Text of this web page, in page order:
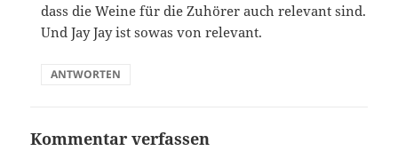
dass die Weine für die Zuhörer auch relevant sind.
Und Jay Jay ist sowas von relevant.
ANTWORTEN
Kommentar verfassen